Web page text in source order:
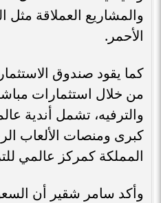
والمشاريع العملاقة مثل
الأحمر.
كما يقود صندوق
من خلال استثمارات
والترفيه، تشمل أندية
كبرى ومنصات الألعاب
المملكة كمركز عالمي
وأكد سامر شقير أن